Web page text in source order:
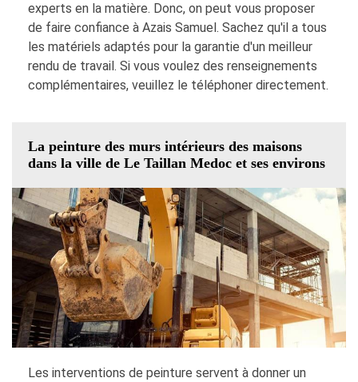
experts en la matière. Donc, on peut vous proposer
de faire confiance à Azais Samuel. Sachez qu'il a tous
les matériels adaptés pour la garantie d'un meilleur
rendu de travail. Si vous voulez des renseignements
complémentaires, veuillez le téléphoner directement.
La peinture des murs intérieurs des maisons
dans la ville de Le Taillan Medoc et ses environs
Les interventions de peinture servent à donner un